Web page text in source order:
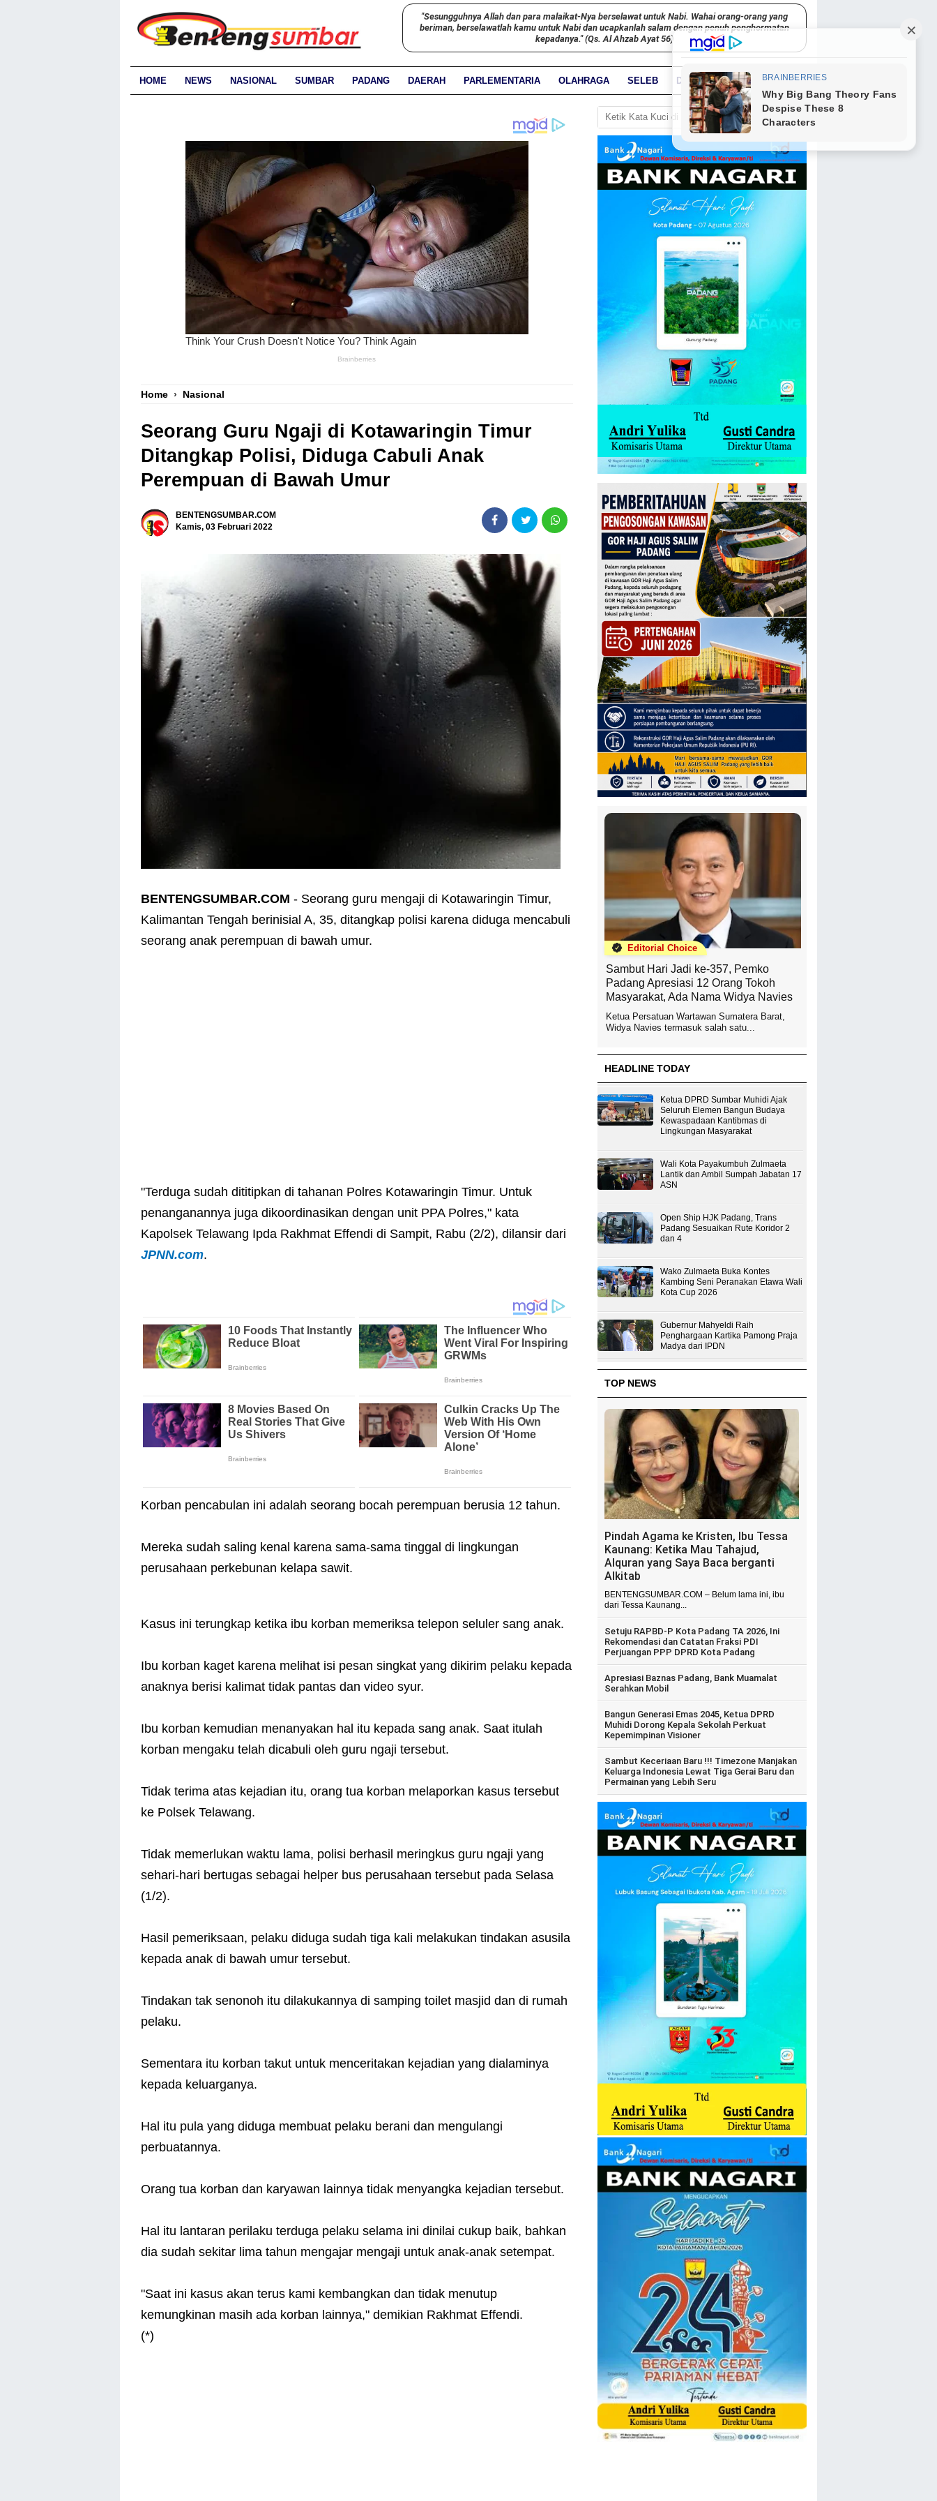
"Sesungguhnya Allah dan para malaikat-Nya berselawat untuk Nabi. Wahai orang-orang yang
beriman, berselawatlah kamu untuk Nabi dan ucapkanlah salam dengan penuh penghormatan
kepadanya." (Qs. Al Ahzab Ayat 56)
HOME NEWS NASIONAL SUMBAR PADANG DAERAH PARLEMENTARIA OLAHRAGA SELEB DUNIA PARIWARA
Home › Nasional
Seorang Guru Ngaji di Kotawaringin Timur
Ditangkap Polisi, Diduga Cabuli Anak
Perempuan di Bawah Umur
BENTENGSUMBAR.COM
Kamis, 03 Februari 2022
BENTENGSUMBAR.COM - Seorang guru mengaji di Kotawaringin Timur,
Kalimantan Tengah berinisial A, 35, ditangkap polisi karena diduga mencabuli
seorang anak perempuan di bawah umur.
"Terduga sudah dititipkan di tahanan Polres Kotawaringin Timur. Untuk
penanganannya juga dikoordinasikan dengan unit PPA Polres," kata
Kapolsek Telawang Ipda Rakhmat Effendi di Sampit, Rabu (2/2), dilansir dari
JPNN.com.
Korban pencabulan ini adalah seorang bocah perempuan berusia 12 tahun.
Mereka sudah saling kenal karena sama-sama tinggal di lingkungan
perusahaan perkebunan kelapa sawit.
Kasus ini terungkap ketika ibu korban memeriksa telepon seluler sang anak.
Ibu korban kaget karena melihat isi pesan singkat yang dikirim pelaku kepada
anaknya berisi kalimat tidak pantas dan video syur.
Ibu korban kemudian menanyakan hal itu kepada sang anak. Saat itulah
korban mengaku telah dicabuli oleh guru ngaji tersebut.
Tidak terima atas kejadian itu, orang tua korban melaporkan kasus tersebut
ke Polsek Telawang.
Tidak memerlukan waktu lama, polisi berhasil meringkus guru ngaji yang
sehari-hari bertugas sebagai helper bus perusahaan tersebut pada Selasa
(1/2).
Hasil pemeriksaan, pelaku diduga sudah tiga kali melakukan tindakan asusila
kepada anak di bawah umur tersebut.
Tindakan tak senonoh itu dilakukannya di samping toilet masjid dan di rumah
pelaku.
Sementara itu korban takut untuk menceritakan kejadian yang dialaminya
kepada keluarganya.
Hal itu pula yang diduga membuat pelaku berani dan mengulangi
perbuatannya.
Orang tua korban dan karyawan lainnya tidak menyangka kejadian tersebut.
Hal itu lantaran perilaku terduga pelaku selama ini dinilai cukup baik, bahkan
dia sudah sekitar lima tahun mengajar mengaji untuk anak-anak setempat.
"Saat ini kasus akan terus kami kembangkan dan tidak menutup
kemungkinan masih ada korban lainnya," demikian Rakhmat Effendi.
(*)
Editorial Choice
Sambut Hari Jadi ke-357, Pemko
Padang Apresiasi 12 Orang Tokoh
Masyarakat, Ada Nama Widya Navies
Ketua Persatuan Wartawan Sumatera Barat,
Widya Navies termasuk salah satu...
HEADLINE TODAY
Ketua DPRD Sumbar Muhidi Ajak
Seluruh Elemen Bangun Budaya
Kewaspadaan Kantibmas di
Lingkungan Masyarakat
Wali Kota Payakumbuh Zulmaeta
Lantik dan Ambil Sumpah Jabatan 17
ASN
Open Ship HJK Padang, Trans
Padang Sesuaikan Rute Koridor 2
dan 4
Wako Zulmaeta Buka Kontes
Kambing Seni Peranakan Etawa Wali
Kota Cup 2026
Gubernur Mahyeldi Raih
Penghargaan Kartika Pamong Praja
Madya dari IPDN
TOP NEWS
Pindah Agama ke Kristen, Ibu Tessa
Kaunang: Ketika Mau Tahajud,
Alquran yang Saya Baca berganti
Alkitab
BENTENGSUMBAR.COM – Belum lama ini, ibu
dari Tessa Kaunang...
Setuju RAPBD-P Kota Padang TA 2026, Ini
Rekomendasi dan Catatan Fraksi PDI
Perjuangan PPP DPRD Kota Padang
Apresiasi Baznas Padang, Bank Muamalat
Serahkan Mobil
Bangun Generasi Emas 2045, Ketua DPRD
Muhidi Dorong Kepala Sekolah Perkuat
Kepemimpinan Visioner
Sambut Keceriaan Baru !!! Timezone Manjakan
Keluarga Indonesia Lewat Tiga Gerai Baru dan
Permainan yang Lebih Seru